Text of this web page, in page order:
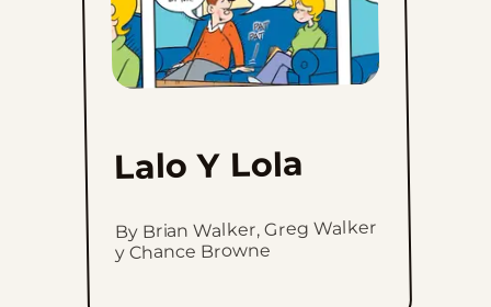
Lalo Y Lola
By Brian Walker, Greg Walker
y Chance Browne